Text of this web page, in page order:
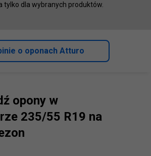
tylko dla wybranych produktów.
o oponach Atturo
opony w
235/55 R19 na